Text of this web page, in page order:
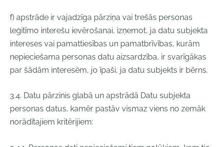
f) apstrāde ir vajadzīga pārziņa vai trešās personas
leģitīmo interešu ievērošanai, izņemot, ja datu subjekta
intereses vai pamattiesības un pamatbrīvības, kurām
nepieciešama personas datu aizsardzība, ir svarīgākas
par šādām interesēm, jo īpaši, ja datu subjekts ir bērns.
3.4. Datu pārzinis glabā un apstrādā Datu subjekta
personas datus, kamēr pastāv vismaz viens no zemāk
norādītajiem kritērijiem: